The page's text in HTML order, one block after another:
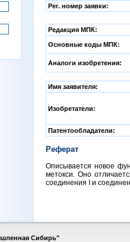
Рег. номер заявки:
Редакция МПК:
Основные коды МПК:
Аналоги изобретения:
Имя заявителя:
Изобретатели:
Патентообладатели:
Реферат
Описывается новое
метокси. Оно
соединения I и
Сибирь"